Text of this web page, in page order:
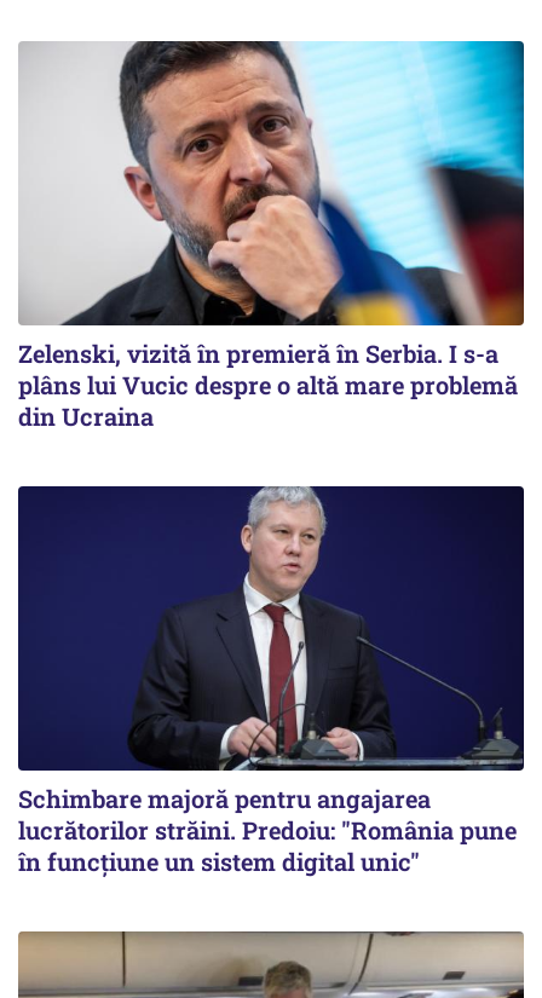
Zelenski, vizită în premieră în Serbia. I s-a
plâns lui Vucic despre o altă mare problemă
din Ucraina
Schimbare majoră pentru angajarea
lucrătorilor străini. Predoiu: "România pune
în funcțiune un sistem digital unic"